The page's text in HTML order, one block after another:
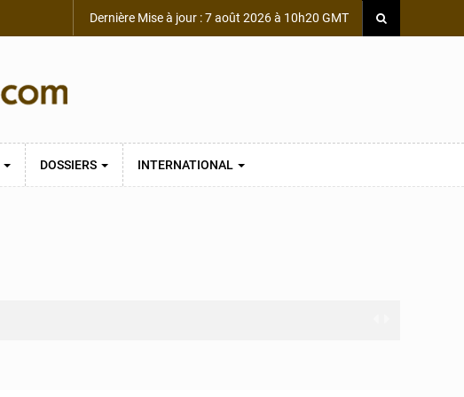
Dernière Mise à jour : 7 août 2026 à 10h20 GMT
DOSSIERS INTERNATIONAL